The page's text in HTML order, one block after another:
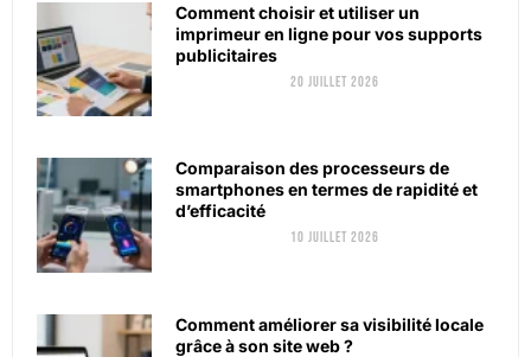
Comment choisir et utiliser un
imprimeur en ligne pour vos supports
publicitaires
20 juillet 2026
Comparaison des processeurs de
smartphones en termes de rapidité et
d’efficacité
10 juillet 2026
Comment améliorer sa visibilité locale
grâce à son site web ?